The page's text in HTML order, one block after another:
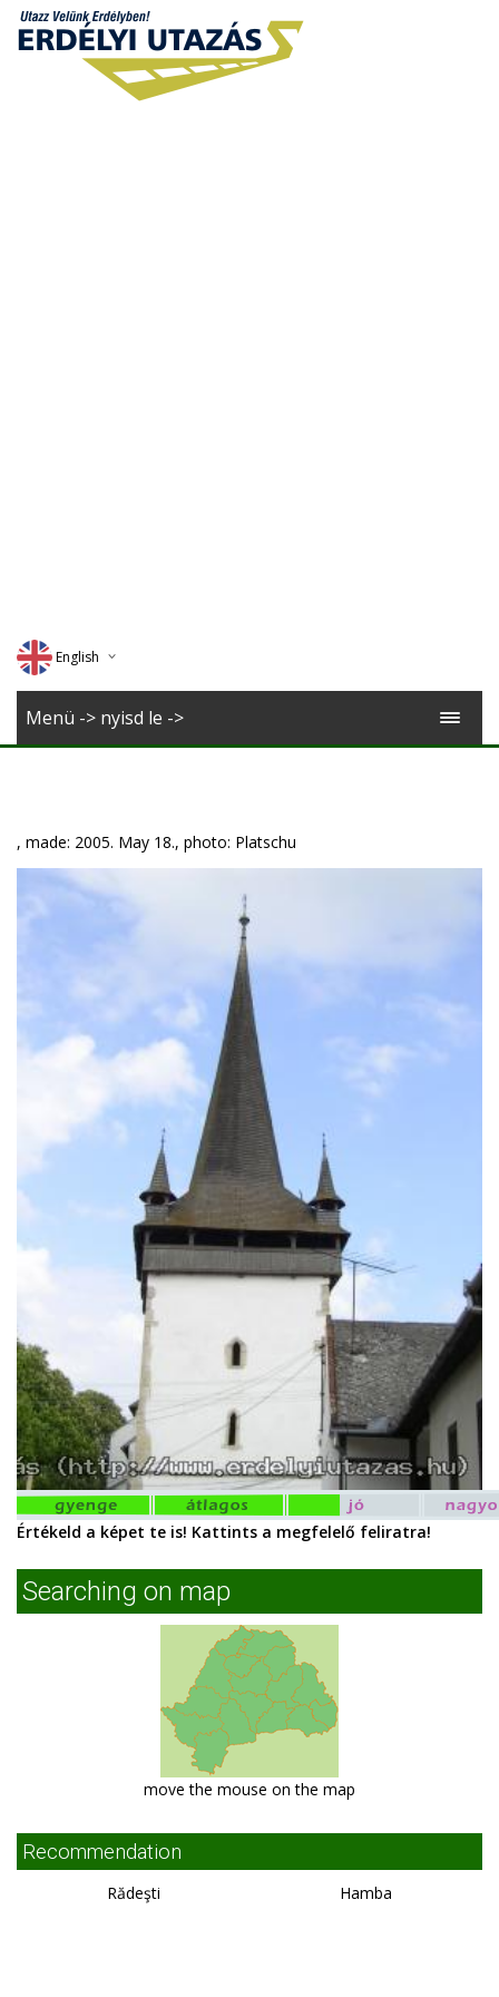
English
Deutsch
Menü -> nyisd le ->
, made: 2005. May 18., photo: Platschu
Értékeld a képet te is! Kattints a megfelelő feliratra!
Searching on map
move the mouse on the map
Recommendation
Rădeşti Hamba